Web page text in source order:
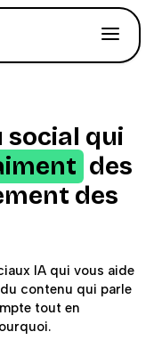
social qui
des
des
IA qui vous aide
contenu qui parle
tout en